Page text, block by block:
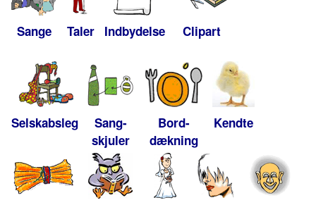
Sange Taler Indbydelse Clipart
Selskabsleg
Sang-
skjuler
Bord-
dækning
Kendte